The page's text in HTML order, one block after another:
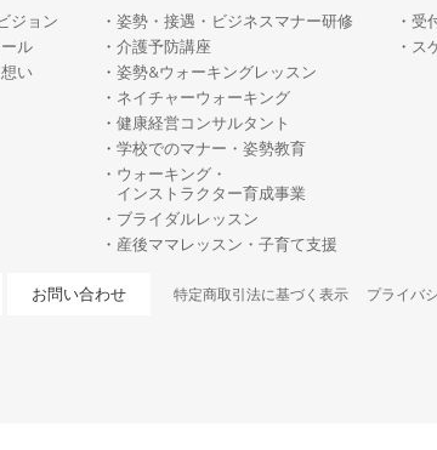
ジョン
ル
い
姿勢・接遇・ビジネスマナー研修
介護予防講座
姿勢&ウォーキングレッスン
ネイチャーウォーキング
健康経営コンサルタント
学校でのマナー・姿勢教育
ウォーキング・
インストラクター育成事業
ブライダルレッスン
産後ママレッスン・子育て支援
受
ス
お問い合わせ 特定商取引法に基づく表示 プライバ